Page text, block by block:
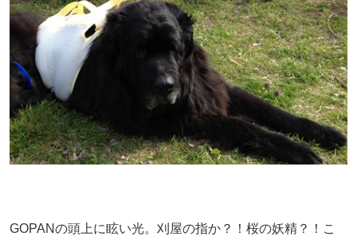
GOPANの頭上に眩い光。刈屋の指か？！桜の妖精？！こ